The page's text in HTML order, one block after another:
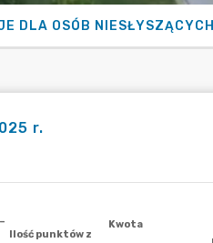
DLA OSÓB NIESŁYSZĄCYCH
r.